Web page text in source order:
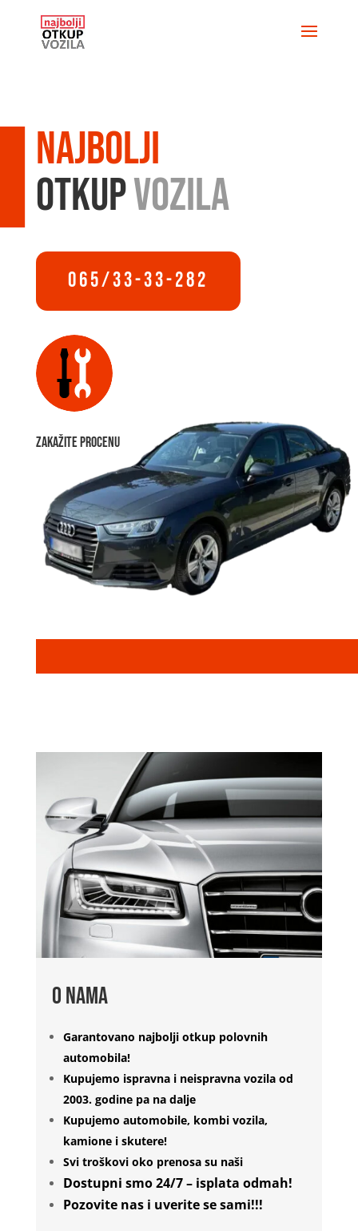
Najbolji
OtkupVozila
065/33-33-282
Zakažite procenu
O nama
Garantovano najbolji otkup polovnih
automobila!
Kupujemo ispravna i neispravna vozila od
2003. godine pa na dalje
Kupujemo automobile, kombi vozila,
kamione i skutere!
Svi troškovi oko prenosa su naši
Dostupni smo 24/7 – isplata odmah!
Pozovite nas i uverite se sami!!!